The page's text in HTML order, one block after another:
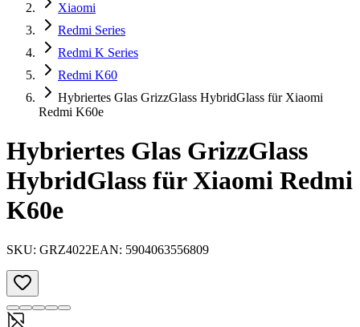
Xiaomi
Redmi Series
Redmi K Series
Redmi K60
Hybriertes Glas GrizzGlass HybridGlass für Xiaomi
Redmi K60e
Hybriertes Glas GrizzGlass
HybridGlass für Xiaomi Redmi
K60e
SKU: GRZ4022EAN: 5904063556809